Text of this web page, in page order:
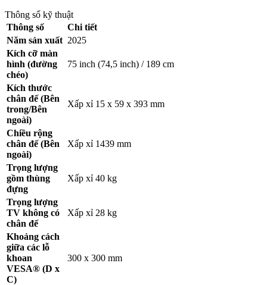
Thông số kỹ thuật
Thông số
Chi tiết
Năm sản xuất 2025
Kích cỡ màn
hình (đường
chéo)
75 inch (74,5 inch) / 189 cm
Kích thước
chân đế (Bên
trong/Bên
ngoài)
Xấp xỉ 15 x 59 x 393 mm
Chiều rộng
chân đế (Bên
ngoài)
Xấp xỉ 1439 mm
Trọng lượng
gồm thùng
đựng
Xấp xỉ 40 kg
Trọng lượng
TV không có
chân đế
Xấp xỉ 28 kg
Khoảng cách
giữa các lỗ
khoan
VESA® (D x
C)
300 x 300 mm